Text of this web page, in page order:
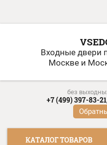
Входные двери
Москве и
без
+7 (499) 397-83-
КАТАЛОГ ТОВАРОВ